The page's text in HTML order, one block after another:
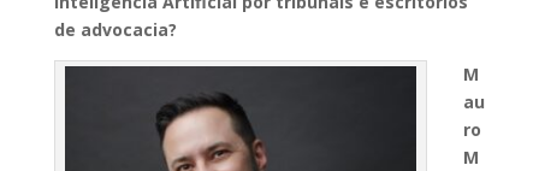
de advocacia?
M
au
ro
M